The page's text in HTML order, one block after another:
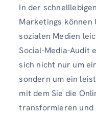
In der
Marketings können
sozialen Medien
Social-Media-Audit
sich nicht nur um
sondern um ein
mit dem Sie die
transformieren und